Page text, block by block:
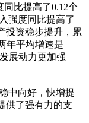
比提高了0.12个
强度同比提高了
投资稳步提升，累
年平均增速是
展动力更加强
中向好，快增提
供了强有力的支